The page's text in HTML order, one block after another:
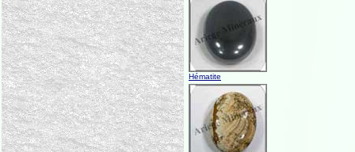
Hématite